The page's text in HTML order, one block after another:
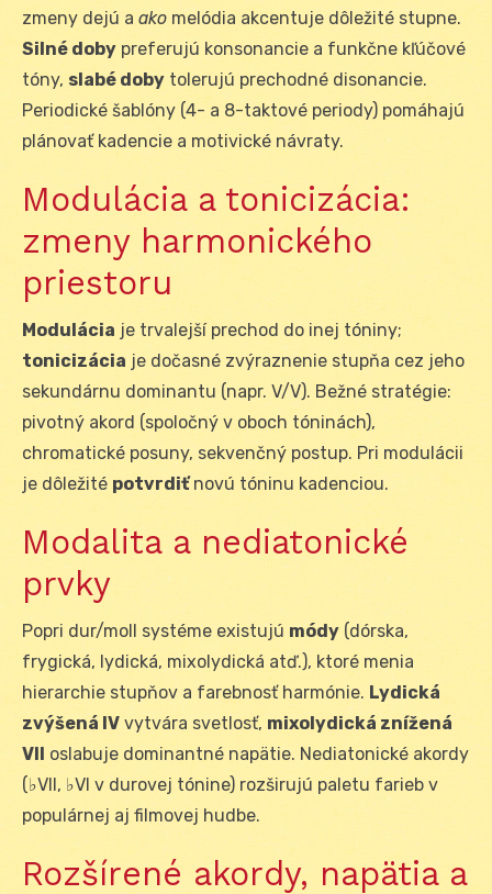
zmeny dejú a ako melódia akcentuje dôležité stupne.
Silné doby preferujú konsonancie a funkčne kľúčové
tóny, slabé doby tolerujú prechodné disonancie.
Periodické šablóny (4- a 8-taktové periody) pomáhajú
plánovať kadencie a motivické návraty.
Modulácia a tonicizácia:
zmeny harmonického
priestoru
Modulácia je trvalejší prechod do inej tóniny;
tonicizácia je dočasné zvýraznenie stupňa cez jeho
sekundárnu dominantu (napr. V/V). Bežné stratégie:
pivotný akord (spoločný v oboch tóninách),
chromatické posuny, sekvenčný postup. Pri modulácii
je dôležité potvrdiťnovú tóninu kadenciou.
Modalita a nediatonické
prvky
Popri dur/moll systéme existujú módy (dórska,
frygická, lydická, mixolydická atď.), ktoré menia
hierarchie stupňov a farebnosť harmónie. Lydická
zvýšená IV vytvára svetlosť, mixolydická znížená
VII oslabuje dominantné napätie. Nediatonické akordy
(♭VII, ♭VI v durovej tónine) rozširujú paletu farieb v
populárnej aj filmovej hudbe.
Rozšírené akordy, napätia a